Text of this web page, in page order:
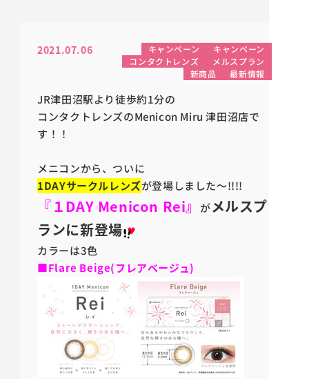
2021.07.06 キャンペーン
キャンペーン
コンタクトレンズ
メルスプラン
新商品
最新情報
JR津田沼駅より徒歩約1分の
コンタクトレンズのMenicon Miru 津田沼店で
す！！
メニコンから、ついに
1DAYサークルレンズが登場しました～!!!!
『１DAY Menicon Rei』 がメルスプ
ランに新登場
カラーは3色
■Flare Beige(フレアベージュ)